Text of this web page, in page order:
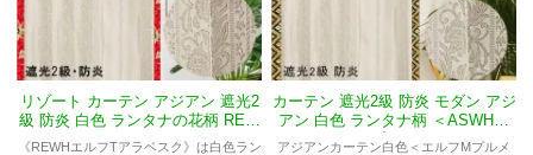
リゾート カーテン アジアン 遮光2
級 防炎 白色 ランタナの花柄 REW
HエルフTアラベスク
《REWHエルフTアラベスク》は白色ラン
カーテン 遮光2級 防炎 モダン アジ
アン 白色 ランタナ柄 ＜ASWHエ
ルフMプルメリア＞
アジアンカーテン白色＜エルフMプルメ